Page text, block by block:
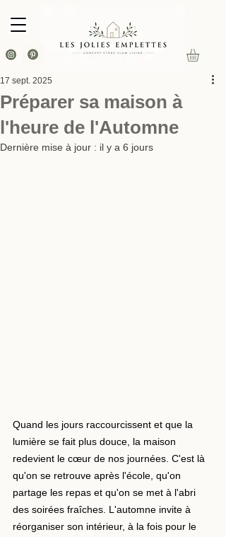
Préparer sa maison à
l'heure de l'Automne
17 sept. 2025
Dernière mise à jour : il y a 6 jours
Quand les jours raccourcissent et que la
lumière se fait plus douce, la maison
redevient le cœur de nos journées. C'est là
qu'on se retrouve après l'école, qu'on
partage les repas et qu'on se met à l'abri
des soirées fraîches. L'automne invite à
réorganiser son intérieur, à la fois pour le